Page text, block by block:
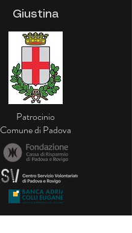
Giustina
Patrocinio
Comune di Padova